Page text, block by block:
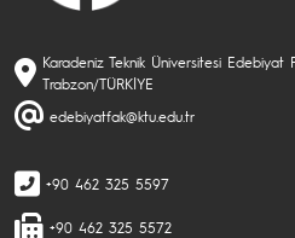
Karadeniz Teknik Üniversitesi Edebiyat
Trabzon/TÜRKİYE
edebiyatfak@ktu.edu.tr
+90 462 325 5597
+90 462 325 5572